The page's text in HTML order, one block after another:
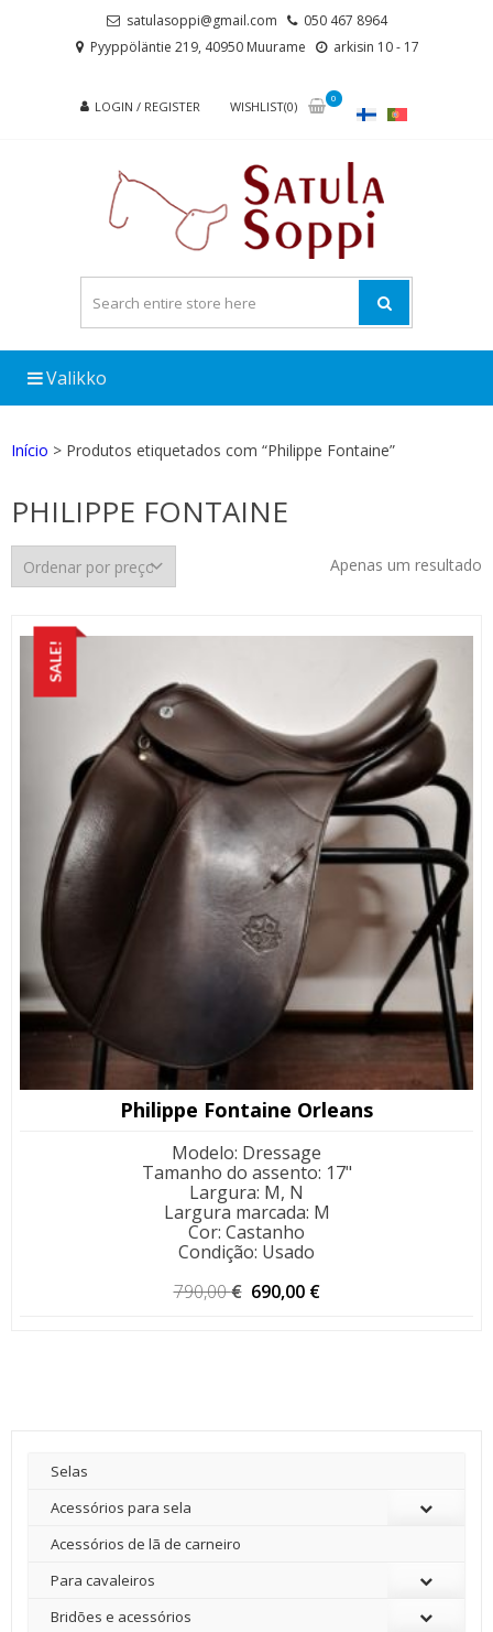
satulasoppi@gmail.com
050 467 8964
Pyyppöläntie 219, 40950 Muurame
arkisin 10 - 17
LOGIN / REGISTER WISHLIST(0)
0
Valikko
Início > Produtos etiquetados com “Philippe Fontaine”
PHILIPPE FONTAINE
Apenas um resultado
SALE!
Philippe Fontaine Orleans
Modelo: Dressage
Tamanho do assento: 17"
Largura: M, N
Largura marcada: M
Cor: Castanho
Condição: Usado
790,00€ O
690,00 €
Selas
Acessórios para sela
Acessórios de lã de carneiro
Para cavaleiros
Bridões e acessórios